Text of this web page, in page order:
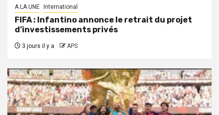
A LA UNE International
FIFA : Infantino annonce le retrait du projet
d’investissements privés
3 jours il y a APS